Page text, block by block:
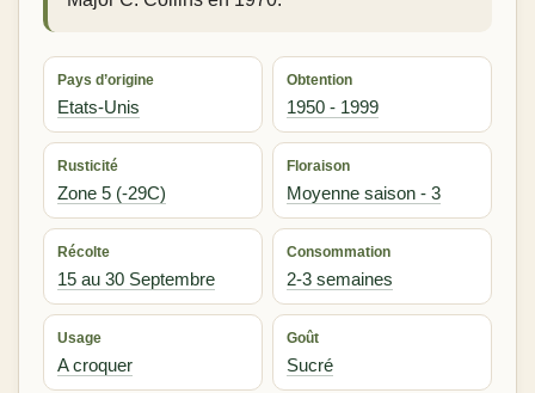
Pays d’origine
Etats-Unis
Obtention
1950 - 1999
Rusticité
Zone 5 (-29C)
Floraison
Moyenne saison - 3
Récolte
15 au 30 Septembre
Consommation
2-3 semaines
Usage
A croquer
Goût
Sucré